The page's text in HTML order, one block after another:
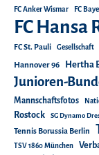
FC Anker Wismar FC
FC Hansa
FC St. Pauli Gesellschaft
Hannover 96 Hertha
Junioren-
Mannschaftsfotos
Rostock SG Dynamo
Tennis Borussia Berlin
TSV 1860 München